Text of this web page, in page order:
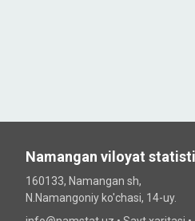
Namangan viloyat
160133, Namangan sh,
N.Namangoniy ko'chasi, 14-uy.